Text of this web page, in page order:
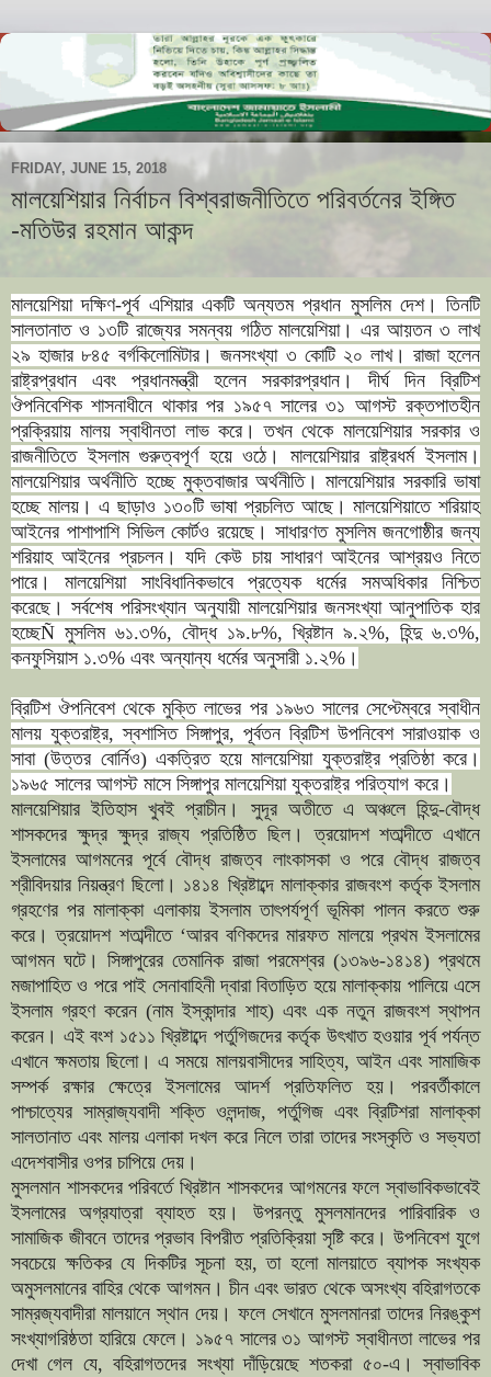
FRIDAY, JUNE 15, 2018
মালয়েশিয়ার নির্বাচন বিশ্বরাজনীতিতে পরিবর্তনের ইঙ্গিত
-মতিউর রহমান আকন্দ
মালয়েশিয়া দক্ষিণ-পূর্ব এশিয়ার একটি অন্যতম প্রধান মুসলিম দেশ। তিনটি
সালতানাত ও ১৩টি রাজ্যের সমন্বয় গঠিত মালয়েশিয়া। এর আয়তন ৩ লাখ
২৯ হাজার ৮৪৫ বর্গকিলোমিটার। জনসংখ্যা ৩ কোটি ২০ লাখ। রাজা হলেন
রাষ্ট্রপ্রধান এবং প্রধানমন্ত্রী হলেন সরকারপ্রধান। দীর্ঘ দিন ব্রিটিশ
ঔপনিবেশিক শাসনাধীনে থাকার পর ১৯৫৭ সালের ৩১ আগস্ট রক্তপাতহীন
প্রক্রিয়ায় মালয় স্বাধীনতা লাভ করে। তখন থেকে মালয়েশিয়ার সরকার ও
রাজনীতিতে ইসলাম গুরুত্বপূর্ণ হয়ে ওঠে। মালয়েশিয়ার রাষ্ট্রধর্ম ইসলাম।
মালয়েশিয়ার অর্থনীতি হচ্ছে মুক্তবাজার অর্থনীতি। মালয়েশিয়ার সরকারি ভাষা
হচ্ছে মালয়। এ ছাড়াও ১৩০টি ভাষা প্রচলিত আছে। মালয়েশিয়াতে শরিয়াহ
আইনের পাশাপাশি সিভিল কোর্টও রয়েছে। সাধারণত মুসলিম জনগোষ্ঠীর জন্য
শরিয়াহ আইনের প্রচলন। যদি কেউ চায় সাধারণ আইনের আশ্রয়ও নিতে
পারে। মালয়েশিয়া সাংবিধানিকভাবে প্রত্যেক ধর্মের সমঅধিকার নিশ্চিত
করেছে। সর্বশেষ পরিসংখ্যান অনুযায়ী মালয়েশিয়ার জনসংখ্যা আনুপাতিক হার
হচ্ছেÑ মুসলিম ৬১.৩%, বৌদ্ধ ১৯.৮%, খ্রিষ্টান ৯.২%, হিন্দু ৬.৩%,
কনফুসিয়াস ১.৩% এবং অন্যান্য ধর্মের অনুসারী ১.২%।
ব্রিটিশ ঔপনিবেশ থেকে মুক্তি লাভের পর ১৯৬৩ সালের সেপ্টেম্বরে স্বাধীন
মালয় যুক্তরাষ্ট্র, স্বশাসিত সিঙ্গাপুর, পূর্বতন ব্রিটিশ উপনিবেশ সারাওয়াক ও
সাবা (উত্তর বোর্নিও) একত্রিত হয়ে মালয়েশিয়া যুক্তরাষ্ট্র প্রতিষ্ঠা করে।
১৯৬৫ সালের আগস্ট মাসে সিঙ্গাপুর মালয়েশিয়া যুক্তরাষ্ট্র পরিত্যাগ করে।
মালয়েশিয়ার ইতিহাস খুবই প্রাচীন। সুদূর অতীতে এ অঞ্চলে হিন্দু-বৌদ্ধ
শাসকদের ক্ষুদ্র ক্ষুদ্র রাজ্য প্রতিষ্ঠিত ছিল। ত্রয়োদশ শতাব্দীতে এখানে
ইসলামের আগমনের পূর্বে বৌদ্ধ রাজত্ব লাংকাসকা ও পরে বৌদ্ধ রাজত্ব
শ্রীবিদয়ার নিয়ন্ত্রণ ছিলো। ১৪১৪ খ্রিষ্টাব্দে মালাক্কার রাজবংশ কর্তৃক ইসলাম
গ্রহণের পর মালাক্কা এলাকায় ইসলাম তাৎপর্যপূর্ণ ভূমিকা পালন করতে শুরু
করে। ত্রয়োদশ শতাব্দীতে ‘আরব বণিকদের মারফত মালয়ে প্রথম ইসলামের
আগমন ঘটে। সিঙ্গাপুরের তেমানিক রাজা পরমেশ্বর (১৩৯৬-১৪১৪) প্রথমে
মজাপাহিত ও পরে পাই সেনাবাহিনী দ্বারা বিতাড়িত হয়ে মালাক্কায় পালিয়ে এসে
ইসলাম গ্রহণ করেন (নাম ইস্কান্দার শাহ) এবং এক নতুন রাজবংশ স্থাপন
করেন। এই বংশ ১৫১১ খ্রিষ্টাব্দে পর্তুগিজদের কর্তৃক উৎখাত হওয়ার পূর্ব পর্যন্ত
এখানে ক্ষমতায় ছিলো। এ সময়ে মালয়বাসীদের সাহিত্য, আইন এবং সামাজিক
সম্পর্ক রক্ষার ক্ষেত্রে ইসলামের আদর্শ প্রতিফলিত হয়। পরবর্তীকালে
পাশ্চাত্যের সাম্রাজ্যবাদী শক্তি ওলন্দাজ, পর্তুগিজ এবং ব্রিটিশরা মালাক্কা
সালতানাত এবং মালয় এলাকা দখল করে নিলে তারা তাদের সংস্কৃতি ও সভ্যতা
এদেশবাসীর ওপর চাপিয়ে দেয়।
মুসলমান শাসকদের পরিবর্তে খ্রিষ্টান শাসকদের আগমনের ফলে স্বাভাবিকভাবেই
ইসলামের অগ্রযাত্রা ব্যাহত হয়। উপরন্তু মুসলমানদের পারিবারিক ও
সামাজিক জীবনে তাদের প্রভাব বিপরীত প্রতিক্রিয়া সৃষ্টি করে। উপনিবেশ যুগে
সবচেয়ে ক্ষতিকর যে দিকটির সূচনা হয়, তা হলো মালয়াতে ব্যাপক সংখ্যক
অমুসলমানের বাহির থেকে আগমন। চীন এবং ভারত থেকে অসংখ্য বহিরাগতকে
সাম্রজ্যবাদীরা মালয়ানে স্থান দেয়। ফলে সেখানে মুসলমানরা তাদের নিরঙ্কুশ
সংখ্যাগরিষ্ঠতা হারিয়ে ফেলে। ১৯৫৭ সালের ৩১ আগস্ট স্বাধীনতা লাভের পর
দেখা গেল যে, বহিরাগতদের সংখ্যা দাঁড়িয়েছে শতকরা ৫০-এ। স্বাভাবিক